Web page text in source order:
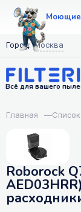
Моющие
Город: Москва
Всё для вашего
Главная —
Roborock